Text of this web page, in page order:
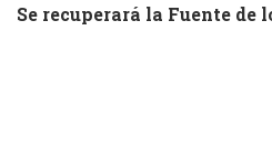
Se recuperará la Fuente de